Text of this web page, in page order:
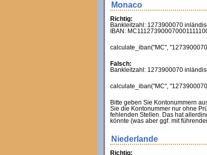
Monaco
Richtig:
Bankleitzahl: 1273900070
IBAN:
calculate_iban("MC",
Falsch:
Bankleitzahl: 1273900070
calculate_iban("MC",
Bitte geben Sie Kontonummern
Sie die Kontonummer nur ohne
fehlenden Stellen. Das hat
könnte (was aber ggf. mit
Niederlande
Richtig: